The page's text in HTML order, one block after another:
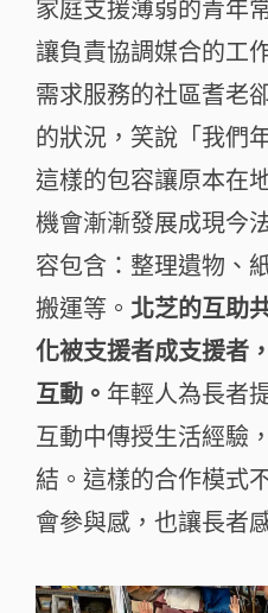
家庭支援薄弱的青年
讓負責協調媒合的工
需求服務的社區耆老
的狀況，笑說「我們
這樣的包容讓原本在
機會漸漸發展成現今
容包含：整理遺物、
搬運等。 北芝的互助
化被支援者成支援者
互動。 年輕人為長者
互動中傳授生活經驗
結。這樣的合作模式
會參與感，也讓長者